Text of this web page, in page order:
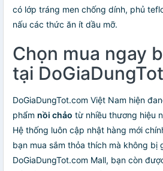
có lớp tráng men chống dính, phủ
nấu các thức ăn ít dầu mỡ.
Chọn mua ngay
tại
DoGiaDungTot.com Việt Nam hiện
phẩm nồi chảo từ nhiều thương hiệu
Hệ thống luôn cập nhật hàng mới
bạn mua sắm thỏa thích mà không bị
DoGiaDungTot.com Mall, bạn còn